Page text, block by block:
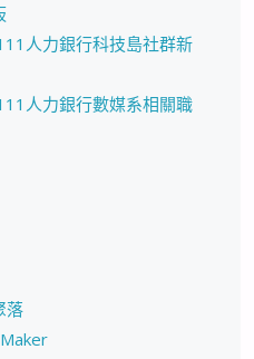
人力銀行科技島社群新
人力銀行數媒系相關職
落